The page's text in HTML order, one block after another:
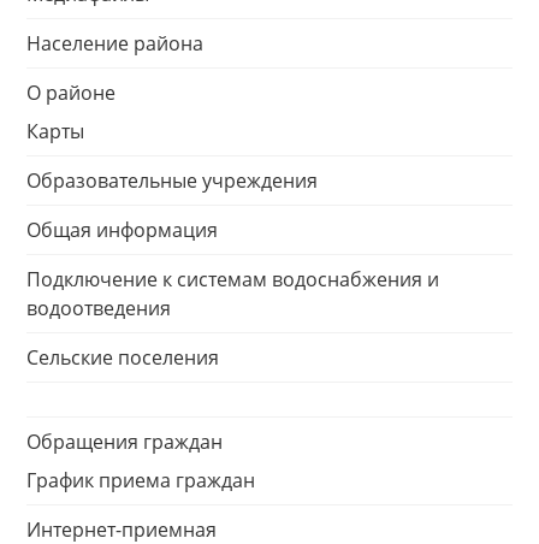
Население района
О районе
Карты
Образовательные учреждения
Общая информация
Подключение к системам водоснабжения и
водоотведения
Сельские поселения
Обращения граждан
График приема граждан
Интернет-приемная